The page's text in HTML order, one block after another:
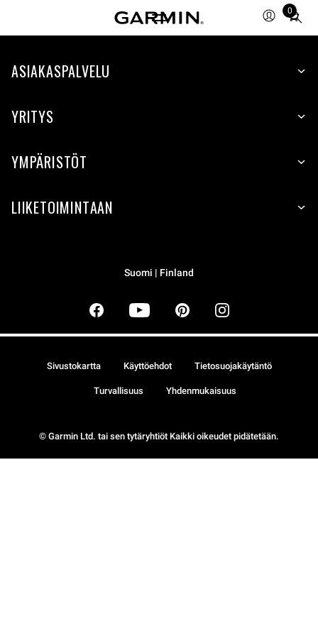
0
Total
items
cart:
ASIAKASPALVELU
YRITYS
YMPÄRISTÖT
LIIKETOIMINTAAN
Suomi | Finland
© Garmin Ltd. tai sen tytäryhtiöt Kaikki oikeudet pidätetään.
Sivustokartta Käyttöehdot Tietosuojakäytäntö
Turvallisuus Yhdenmukaisuus